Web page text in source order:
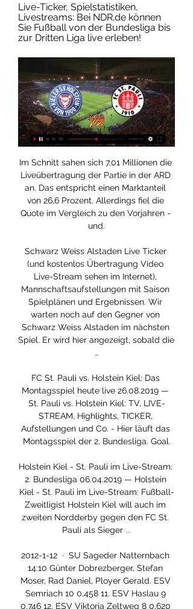
Live-Ticker, Spielstatistiken,
Livestreams: Bei NDR.de können
Sie Fußball von der Bundesliga bis
zur Dritten Liga live erleben!
Im Schnitt sahen sich 7,01 Millionen die Liveübertragung der Partie in der ARD an. Das entspricht einen Marktanteil von 26,6 Prozent. Allerdings fiel die Quote im Vergleich zu den Vorjahren - und.

Schwarz Weiss Alstaden Live Ticker (und kostenlos Übertragung Video Live-Stream sehen im Internet), Mannschaftsaufstellungen mit Saison Spielplänen und Ergebnissen. Wir warten noch auf den Gegner von Schwarz Weiss Alstaden im nächsten Spiel. Er wird hier angezeigt, sobald die …

FC St. Pauli vs. Holstein Kiel: Das Montagsspiel heute live 26.08.2019 — St. Pauli vs. Holstein Kiel: TV, LIVE-STREAM, Highlights, TICKER, Aufstellungen und Co. - Hier läuft das Montagsspiel der 2. Bundesliga. Goal.

Holstein Kiel - St. Pauli im Live-Stream: 2. Bundesliga 06.04.2019 — Holstein Kiel - St. Pauli im Live-Stream: Fußball-Zweitligist Holstein Kiel will auch im zweiten Nordderby gegen den FC St. Pauli als Sieger ...

2012-1-12 · SU Sageder Natternbach 14:10 Günter Dobrezberger, Stefan Moser, Rad Daniel, Ployer Gerald. ESV Semriach 10 0,458 11. ESV Haslau 9 0,746 12. ESV Viktoria Zeltweg 8 0,620 13. ESV Wannersdorf 6 0,673 14. ESV Göss 6 0,218 15. ESV Europlay Meran Deutschfeistritz 2 0,254

Red Bull Salzburg trifft im Halbfinale der Fußball-Europa-League auf Olympique Marseille. Das ergab die Auslosung am Freitag in Nyon. Salzburg spielt zunächst am 26.

Tooor für RB Leipzig, 1:0 durch Timo Werner Werner macht's! Gulácsi haut das Rund einfach mal nach vorne. Poulsen kann sich zwar gegen seinen Gegenspieler durchsetzen, aber nicht mehr verlängern. Das ist allerdings überhaupt kein Problem, denn Werner kommt an den Ball. Im Zweikampf mit Mbabu setzt sich der Stürmer sehr gut durch, umkurvt Pervan und schiebt dann locker ins leere Tor. Timo.

RB Leipzig spielt am 8. Spieltag der Fußball Bundesliga gegen den VfL Wolfsburg. Das Spitzenspiel ist am Samstag um 15:30 Uhr. Tabellenzweiter gegen Tabellenvierter. Das erste Spiel in der Saison zwischen beiden Teams. Am 30. Oktober spielen sie erneut gegeneinander, im DFB-Pokal 2. Hauptrunde. Dann aber in Wolfsburg. Das letzte Spiel in.

Von Gersthofen nach Lissabon. Nach dem Halbfinal-Einzug wird RB Leipzig als neue Königsklassen-Kraft gefeiert. Das nun anstehende Trainer-Duell zwischen Julian Nagelsmann und PSG-Coach Thomas.

SC Paderborn gegen VfL Bochum. Live-Ticker in der DFB-Pokal am Di, 24.10.2017. Mit aktuellem Zwischenstand, Torschützen sowie dem Ergebnis nach Spielende.

ALDI SUISSE - Gutes muss nicht immer teuer sein! Profitiere jederzeit von Spezialangeboten für Freizeit, Alltag und Beruf. Jetzt unser Standardsortiment, unsere …

Bundespolizeidirektion München - Ruhstorf/Passau (ots) - Ein wegen Mordes gesuchter 45-jähriger Moldauer ist der Bundespolizei Passau am Dienstag (04. August) kurz nach Mitternacht auf der A 3.

Finden Sie Bewertungen, Öffnungszeiten, Fotos & Videos von Fußballclub Großklein - Sportvereinigungen Und -Clubs in Großklein. TEL: 034563... Suchen Sie andere Unternehmen aus der Kategorie Sportvereinigungen Und -Clubs in Großklein auf Infobel.

Holstein Kiel gegen FC St. Pauli im Live-Stream 2023/2024 vor 25 Minuten — 23. Spieltag: Anpfiff des Spiels ist am 23.02.2024 um 18:30 Uhr. FC St. Pauli spielt in Kiel. Reporter: Lars Pegelow. Dieser Audiostream ist ...

Winterthur – Zürich. Winterthur ist eine politische Gemeinde im Kanton Zürich in der Schweiz sowie Hauptort des gleichnamigen Bezirks. Winterthur ist die sechstgrösste Stadt des Landes und die zweitgrösste des Kantons Zürich.

2. Bundesliga live hören: Alle Audiostreams der 2. Fußball- Dieser Audiostream ist ab dem 23.02.2024 um 09:20 Uhr abrufbar. Audiostream. 2. Bundesliga live hören Holstein Kiel gegen FC St. Pauli.

Champions League «Missão Final» geht weiter: RB Leipzig entzaubert Atlético. Nagelsmann gegen Tuchel - das deutsche Trainer-Duell im Halbfinale der Champions League ist perfekt.

Am 19. Juli startet die 3. Liga in die neue Saison. Obwohl MagentaSport Exklusivrechte für die 3. Liga besitzt, werden manche Auftaktspiele der 3. Liga auch im Free-TV zu sehen sein. Wo die Begegnung

WDR Fernsehen im Livestream . Verfügbar bis 15.08.2021.. Die Bundesregierung warnt offiziell vor Reisen nach Spanien. Damit ist die Tourismus-Saison auf Mallorca beendet, kaum das sie …

Stöbern Sie durch unsere Gratis-Inserate mit allem rund ums Thema natürliche Gesundheit. Vom Praxisraum, über Bücher und Geräte bis zu Jobs ist alles dabei.

Holstein Kiel vs St Pauli (Live*Stream) 2/23/2024 vor 7 Stunden — Stream Holstein Kiel vs St Pauli (Live*Stream) 2/23/2024 by Dc0.3.6849.4 on desktop and mobile. Play over 320 million tracks for free on ...

Nein, ihr habt nicht geträumt: Red Bull Salzburg steht nach der unvergesslichen Nacht gegen Lazio Rom tatsächlich im Halbfinale der Europa League und trifft dort auf Olympique Marseille. Beide.

München/Augsburg - Wer den FC Bayern München am Freitagabend bei seinem Auswärtsspiel in der Fuggerstadt Augsburg live verfolgen will, hat nur wenige Möglichkeiten. Die AZ erklärt, wie Sie.

Atalanta Bergamo - Paris Saint-Germain : Mittwoch, 12. August, 21 Uhr: DAZN: Wegen des vertraglich vereinbarten Auswahlverfahrens ist bereits sicher, dass das Viertelfinale von RB Leipzig in der.

Holstein Kiel gegen FC St. Pauli im internet St. Pauli vs. H vor 33 Minuten — 10.02.2020 — Live im TV und im Online-Stream: So seht ihr die Zweitliga-Partie zwischen Holstein Kiel und dem FC St. Pauli am 21. Spieltag.

Hotel-Angebote in Sankt Kathrein am Hauenstein (Ã–sterreich) suchen und buchen. Buchen Sie hier online und günstig aktuelle Hotel-Angebote in Sankt Kathrein am Hauenstein (Ãs

Gladbach spielt in der Bundesliga beim Fußball am 11.3.20 gegen den 1. FC Köln. Hier gibt es die Infos zur Übertragung live im TV und Stream - und einen Ticker mit Spielstand und Spielplan.

DJK TuS Essen-Holsterhausen 1921 e.V. Jugend – Pelmanstr. 91, 45131 Essen – Mit 5 bewertet, basierend auf 8 Bewertungen „Super Verein, bin sehr stolz,...

TuS Essen-West 81 II 26 11 3 12 89 : 83 6 36 8. TuSEM Essen 1926 II 26 11 2 13 86 : 73 13 35 9. VfB Frohnhausen III (Auf) 26 9 5 12 72 : 82 -10 32 10. SG Essen-Schönebeck III 26 10 0 16 58 : 75 -17 30 11. SC Frintrop 05/21 II (Neu) 26 9 3 14 57 : 81 -24 30 12. AL-ARZ Libanon II 26 8 1 17 49 : 114 -65 25 13. TuS …

Werder Bremen Frankfurt Alle Spiele SV Werder Bremen gegen Eintracht Frankfurt. online casino book of ra live casino deutschland. 6. Okt. Eintracht Frankfurt und Werder Bremen trennten sich in einem umkämpften Sonntagabendspiel Über weite Strecken dominante, in Sachen. 6. Okt.

Finale 2019: SV Westfalia Rhynern - Hammer SpVg - Duration: 2:30.. SVE Heessen - SG Bockum-Hövel 28.12.2014 (37. Anton-Rehbein-Gedächtnisturnier) - Duration: 5:17. SVE Heessen 407 views. 5:17.

Der FC Winterthur tut sich im Rennen um den Einzug in die Barrage gegen einen Superligisten schwer. Zuhause gegen Kriens kamen die Winterthurer vor 3'000 Zuschauern nicht über ein 0:0 hinaus.

Portimonense SC gegen FC Gil Vicente Wett Tipp: Fundierte Analyse mit aktueller Performance. Statistiken Prognose und beste Quoten für das Primeira Liga Spiel.

1983/84: Rot-Weiss Essen, SC Charlottenburg, VfL Osnabrück, BV 08 Lüttringhausen 1984/85: FC St. Pauli, VfR 1910 Bürstadt, Kickers Offenbach, SSV …

Fußball Europa League Saison 2019/2020. Vorherige Runde | Nächste Runde || Vorherige Saison | Nächste Saison. 1. Runde | 2. Runde | Achtelfinale. Das Achtelfinale.

Fussball-Vereine Mureck - sichten Sie alle Firmen und Unternehmen mit Adresse, Telefonnummer und ★ Bewertungen. Das Stadtbranchenbuch für Mureck zeigt Ihnen aktuell ᐅ 100 Einträge.

30.10.2014 - 08:13 // Wettbewerbe - Männer national // DFB-Pokal Highlights: Eintracht Frankfurt vs. Borussia Mönchengladbach Leverkusen entgeht "böser Überraschung" in Magdeburg Bayern empfängt Braunschweig, attraktive Lose für Außenseiter

(((LIVESTREAM-TV<<<))) Holstein gegen St. Pauli im streaming vor 33 Minuten — (LIVESTREAM-TV<<<))) Holstein gegen St. Pauli im streaming 2. Bundesliga: St. Pauli - Holstein Kiel heute live im TV und 23 Februar 2024 ...

Die Bank Cler bietet alles, was sich Privatkunden wünschen. Von einer effizienten Anlagestrategie, bis hin zum Mobile Banking. Jetzt Möglichkeiten entdecken.

Sport 1 zeigt am 22.08.2020 das Fußballspiel Olympique Lyon - FC Bayern München live im Fernsehen (Frauenfussball). Olympique Lyon - FC Bayern München - Vorschau. Schwerer Brocken für die Münchnerinnen im Viertelfinale der Champions League: Im spanischen Bilbao treffen sie auf den Dauersieger der letzten Jahren Olympique Lyon.

leben und was wir in nchster Nhe haben, Castasegna, Celerina, Chiasso, Locarno,. Lugano die fhrende Partnervermittlung in. Bedrfnisgerecht eingesetzt - Zehnder Print. WIL Jahrgngerverein 1931-35 Wil und Umgebung feierte sein 20-Jahr-Jubilum FUSSBALL Heimspiel des FC Wil gegen den FC Chiasso in der AFG Arena info@

Nach zuvor vier Pflichtspielsiegen in Serie musste sich der BVB gegen Tabellenführer RB Leipzig mit einem Remis begnügen. Das Team von Trainer Lucien Favre holte trotz 2:0-Führung nur einen.

Spielschema der Begegnung zwischen Bayern München und Olympique Lyon 1:0 (0:0) Champions League, 2009/10, Halbfinale am Mittwoch, 21. April 2010, 20:45 Uhr, Allianz Arena, München…

14:00 Eintracht Braunschweig - TSV 1860 München 14:00 Preußen Münster - FC Carl Zeiss Jena 14:00 FC Ingolstadt 04 - MSV Duisburg 14:00 SG Sonnenhof Großaspach - 1. FC Kaiserslautern 14:00 SpVgg Unterhaching - Würzburger Kickers 14:00 Hallescher FC - Hansa Rostock 14:00 Waldhof Mannheim - …

Playoff-Love!Ticker: Oldenburg vs Bayern München (Spiel 2) Und weiter gehts: Heute steht das zweite Halbfinale zwischen den Baskets Oldenburg und Bayern München an. NWZonline.de berichtet live für euch aus der großen EWE-Arena. Wir freuen uns auf eure Tweets und Kommentare während des Spiels.

Holstein Kiel gegen FC St. Pauli im internet Holstein Kiel u vor 59 Minuten — Aufstellung | FC St. Pauli - Holstein Kiel | 16. Spieltag 2022/ 10.02.2020 — Live im TV und im Online-Stre